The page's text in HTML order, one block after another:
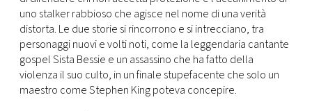
uno stalker rabbioso che agisce nel nome di una verità
distorta. Le due storie si rincorrono e si intrecciano, tra
personaggi nuovi e volti noti, come la leggendaria cantante
gospel Sista Bessie e un assassino che ha fatto della
violenza il suo culto, in un finale stupefacente che solo un
maestro come Stephen King poteva concepire.